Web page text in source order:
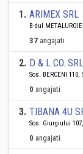
1. ARIMEX SRL
B-dul
37 angajati
2. D & L CO. SRL
Sos. BERCENI
0 angajati
3. TIBANA 4U
Sos. Giurgiului
0 angajati